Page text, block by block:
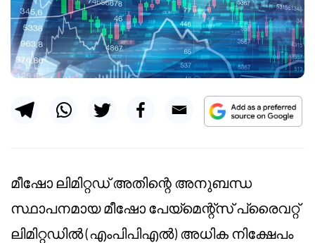
മീഷോലിമിറ്റഡ് അതിന്റെ അനുബന്ധ
സ്ഥാപനമായമീഷോപേയ്മെന്റ്സ് പ്രൈവറ്റ്
ലിമിറ്റഡിൽ (എംപിപിഎൽ) അധിക നിക്ഷേപം